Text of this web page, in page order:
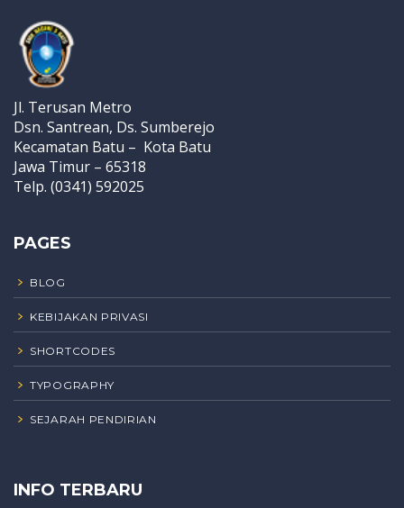
Jl. Terusan Metro
Dsn. Santrean, Ds. Sumberejo
Kecamatan Batu – Kota Batu
Jawa Timur – 65318
Telp. (0341) 592025
PAGES
BLOG
KEBIJAKAN PRIVASI
SHORTCODES
TYPOGRAPHY
SEJARAH PENDIRIAN
INFO TERBARU